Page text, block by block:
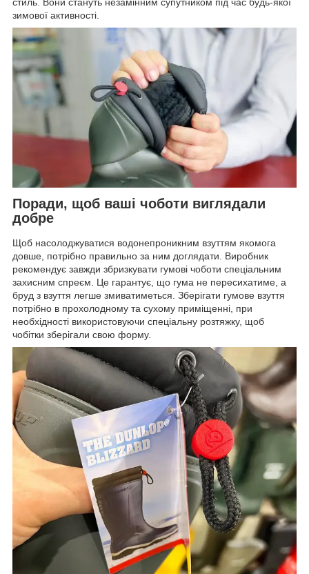
стиль. Вони стануть незамінним супутником під час будь-якої
зимової активності.
Поради, щоб ваші чоботи виглядали
добре
Щоб насолоджуватися водонепроникним взуттям якомога
довше, потрібно правильно за ним доглядати. Виробник
рекомендує завжди збризкувати гумові чоботи спеціальним
захисним спреєм. Це гарантує, що гума не пересихатиме, а
бруд з взуття легше змиватиметься. Зберігати гумове взуття
потрібно в прохолодному та сухому приміщенні, при
необхідності використовуючи спеціальну розтяжку, щоб
чобітки зберігали свою форму.